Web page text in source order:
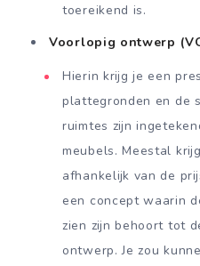
toereikend is.
Voorlopig ontwerp
Hierin krijg je een
plattegronden en de
ruimtes zijn
meubels. Meestal
afhankelijk van de
een concept waarin
zien zijn behoort tot
ontwerp. Je zou